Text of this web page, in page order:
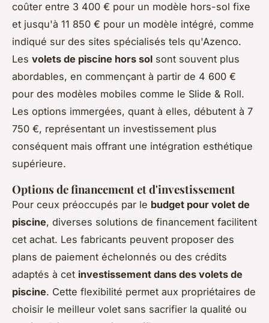
coûter entre 3 400 € pour un modèle hors-sol fixe
et jusqu'à 11 850 € pour un modèle intégré, comme
indiqué sur des sites spécialisés tels qu'Azenco.
Les volets de piscine hors sol sont souvent plus
abordables, en commençant à partir de 4 600 €
pour des modèles mobiles comme le Slide & Roll.
Les options immergées, quant à elles, débutent à 7
750 €, représentant un investissement plus
conséquent mais offrant une intégration esthétique
supérieure.
Options de financement et d'investissement
Pour ceux préoccupés par le budget pour volet de
piscine, diverses solutions de financement facilitent
cet achat. Les fabricants peuvent proposer des
plans de paiement échelonnés ou des crédits
adaptés à cet investissement dans des volets de
piscine. Cette flexibilité permet aux propriétaires de
choisir le meilleur volet sans sacrifier la qualité ou